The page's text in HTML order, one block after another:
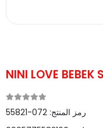
NINI LOVE BEBEK
رمز المنتج: 072-55821